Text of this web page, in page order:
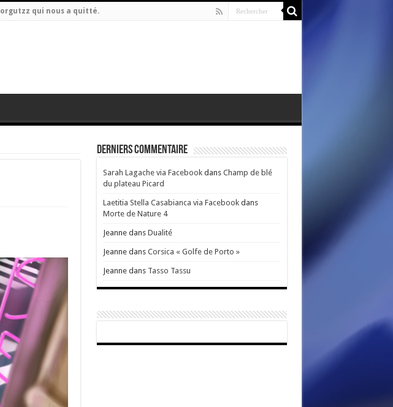
qui nous a quitté.
Derniers Commentaire
Sarah Lagache via Facebookdans Champ de blé
du plateau Picard
Laetitia Stella Casabianca via Facebookdans
Morte de Nature 4
Jeannedans Dualité
Jeannedans Corsica « Golfe de Porto »
Jeannedans Tasso Tassu